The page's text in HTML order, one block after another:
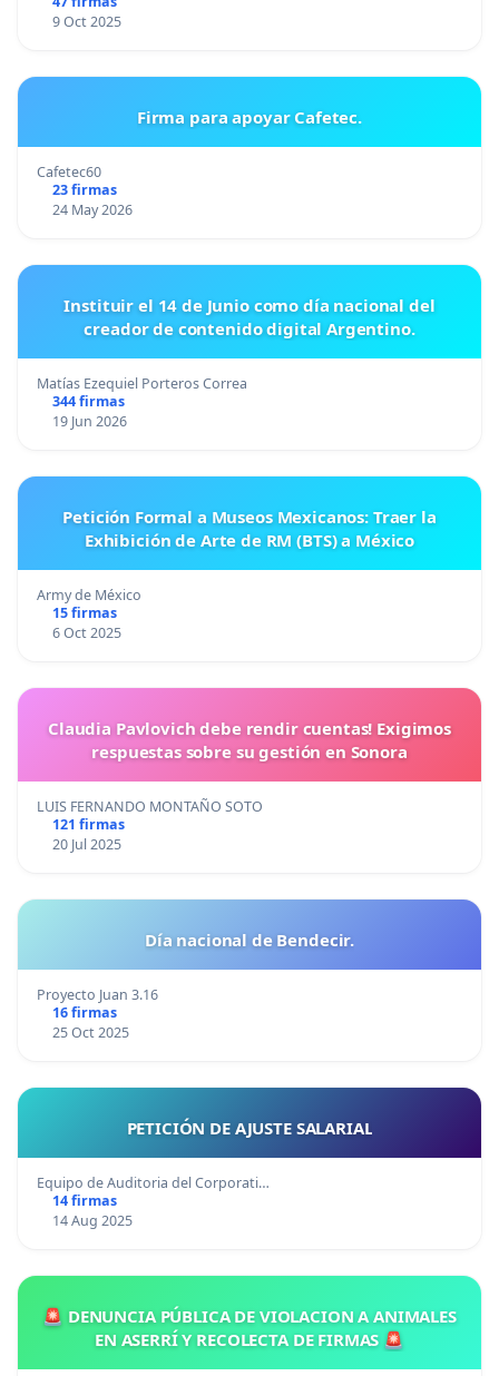
9 Oct 2025
Firma para apoyar Cafetec.
Cafetec60
23 firmas
24 May 2026
Instituir el 14 de Junio como día nacional del
creador de contenido digital Argentino.
Matías Ezequiel Porteros Correa
344 firmas
19 Jun 2026
Petición Formal a Museos Mexicanos: Traer la
Exhibición de Arte de RM (BTS) a México
Army de México
15 firmas
6 Oct 2025
Claudia Pavlovich debe rendir cuentas! Exigimos
respuestas sobre su gestión en Sonora
LUIS FERNANDO MONTAÑO SOTO
121 firmas
20 Jul 2025
Día nacional de Bendecir.
Proyecto Juan 3.16
16 firmas
25 Oct 2025
PETICIÓN DE AJUSTE SALARIAL
Equipo de Auditoria del Corporati…
14 firmas
14 Aug 2025
🚨 DENUNCIA PÚBLICA DE VIOLACION A ANIMALES
EN ASERRÍ Y RECOLECTA DE FIRMAS 🚨